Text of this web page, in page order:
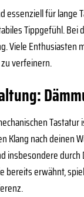
essenziell für lange
Tippgefühl. Bei
Viele Enthusiasten
verfeinern.
Klang nach deinen
insbesondere
bereits erwähnt,